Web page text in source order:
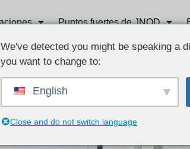
Puntos fuertes de JNOD
We've detected you might be speaking a
you want to change to:
English
Close and do not switch language